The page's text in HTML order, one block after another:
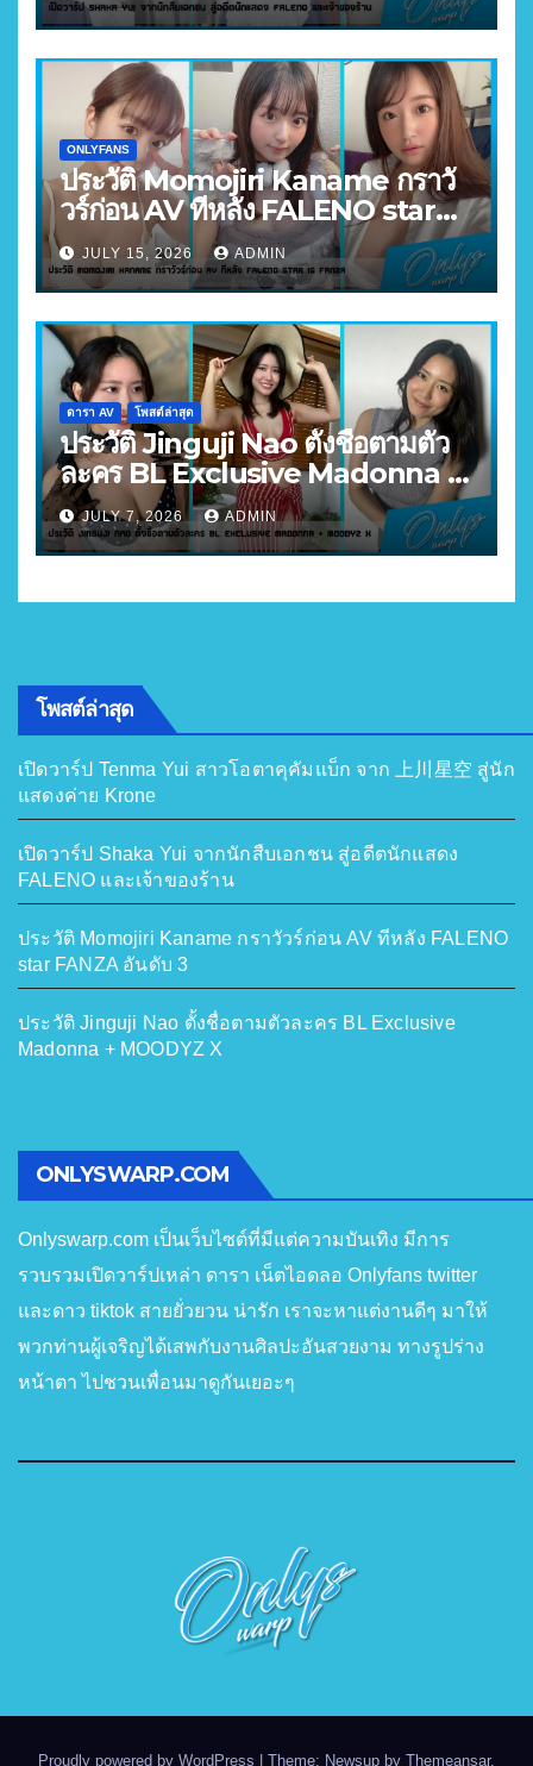
ONLYFANS
ประวัติ Momojiri Kaname กราวั
วร์ก่อน AV ทีหลัง FALENO star
FANZA อันดับ 3
JULY 15, 2026 ADMIN
ดารา AV โพสต์ล่าสุด
ประวัติ Jinguji Nao ตั้งชื่อตามตัว
ละคร BL Exclusive Madonna +
MOODYZ X
JULY 7, 2026 ADMIN
โพสต์ล่าสุด
เปิดวาร์ป Tenma Yui สาวโอตาคุคัมแบ็ก จาก 上川星空 สู่นัก
แสดงค่าย Krone
เปิดวาร์ป Shaka Yui จากนักสืบเอกชน สู่อดีตนักแสดง
FALENO และเจ้าของร้าน
ประวัติ Momojiri Kaname กราวัวร์ก่อน AV ทีหลัง FALENO
star FANZA อันดับ 3
ประวัติ Jinguji Nao ตั้งชื่อตามตัวละคร BL Exclusive
Madonna + MOODYZ X
ONLYSWARP.COM
Onlyswarp.com เป็นเว็บไซต์ที่มีแต่ความบันเทิง มีการ
รวบรวมเปิดวาร์ปเหล่า ดารา เน็ตไอดลอ Onlyfans twitter
และดาว tiktok สายยั่วยวน น่ารัก เราจะหาแต่งานดีๆ มาให้
พวกท่านผู้เจริญได้เสพกับงานศิลปะอันสวยงาม ทางรูปร่าง
หน้าตา ไปชวนเพื่อนมาดูกันเยอะๆ
Proudly powered by WordPress Theme: Newsup by Themeansar.